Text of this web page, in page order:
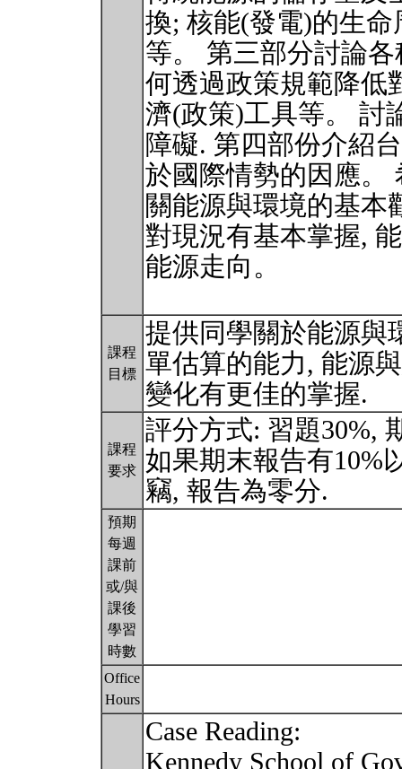
換; 核能(發電)的生
等。 第三部分討論
何透過政策規範降低
濟(政策)工具等。 討
障礙. 第四部份介紹
於國際情勢的因應。
關能源與環境的基本
對現況有基本掌握,
能源走向。
課程
目標
提供同學關於能源與
單估算的能力, 能源
變化有更佳的掌握.
課程
要求
評分方式: 習題30%,
如果期末報告有10%
竊, 報告為零分.
預期
每週
課前
或/與
課後
學習
時數
Office
Hours
Case Reading:
Kennedy School of